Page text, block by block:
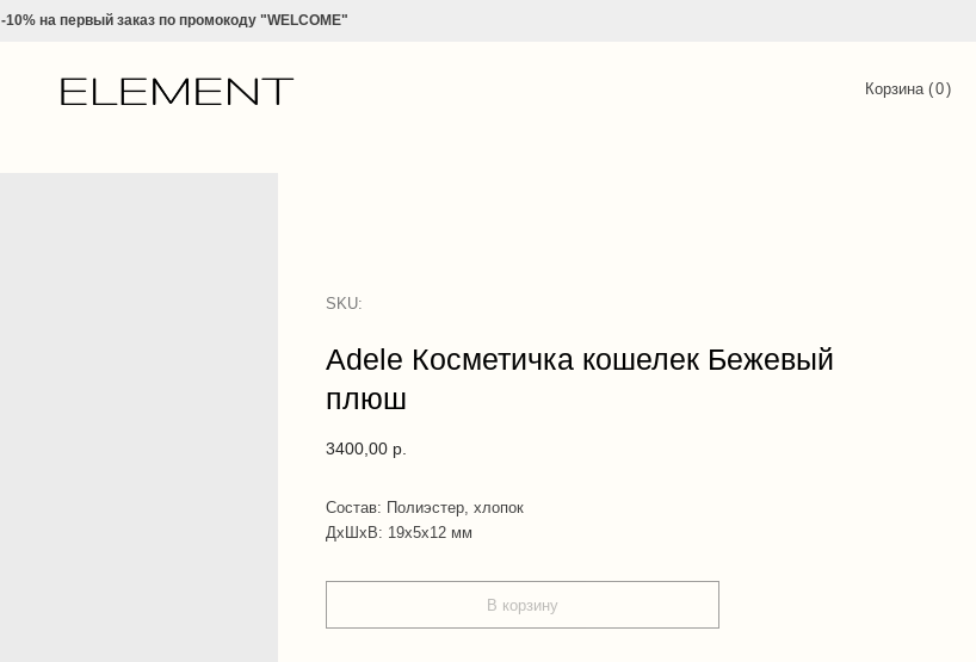
-10% напервый заказ по промокоду "WELCOME"
Корзина ( )
0
Adele Косметичка кошелек Бежевый
плюш
SKU:
3400,00 р.
В корзину
Состав: Полиэстер, хлопок
ДxШxВ: 19x5x12 мм